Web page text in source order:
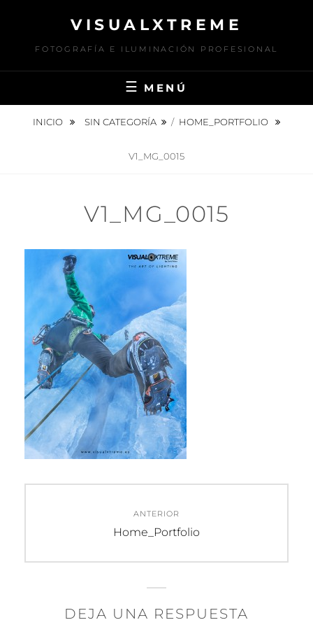
contenido
VISUALXTREME
FOTOGRAFÍA E ILUMINACIÓN PROFESIONAL
MENÚ
INICIO SIN CATEGORÍA / HOME_PORTFOLIO
V1_MG_0015
V1_MG_0015
entradas
ANTERIOR
Entrada
Home_Portfolio
DEJA UNA RESPUESTA